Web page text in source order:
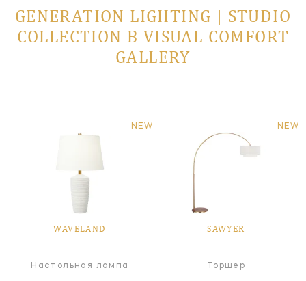
GENERATION LIGHTING | STUDIO
COLLECTION В VISUAL COMFORT
GALLERY
NEW
WAVELAND
Настольная лампа
NEW
SAWYER
Торшер